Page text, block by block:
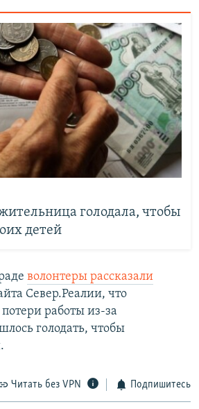
голодала, чтобы
детей
волонтеры рассказали
Север.Реалии, что
работы из-за
голодать, чтобы
Читать без VPN Подпишитесь